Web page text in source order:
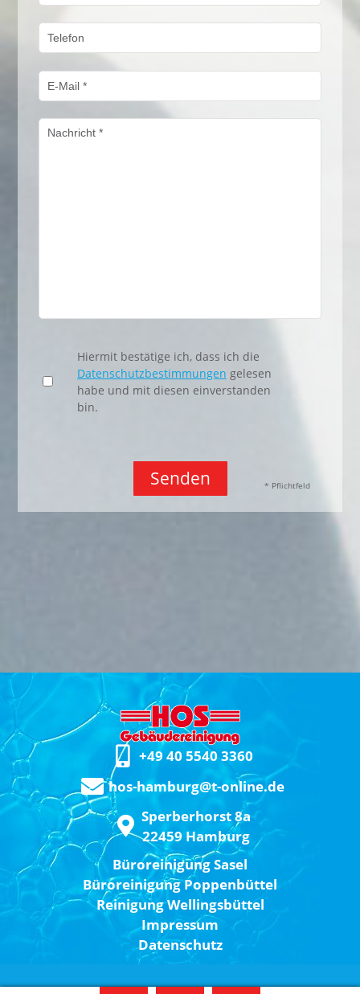
Hiermit bestätige ich, dass ich die
Datenschutzbestimmungen gelesen
habe und mit diesen einverstanden
bin.
* Pflichtfeld
Senden
+49 40 5540 3360
hos-hamburg@t-online.de
Sperberhorst 8a
22459 Hamburg
Büroreinigung Sasel
Büroreinigung Poppenbüttel
Reinigung Wellingsbüttel
Impressum
Datenschutz